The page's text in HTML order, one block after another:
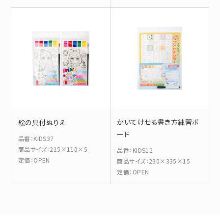
絵の具付ぬりえ
品番 ：KIDS37
商品サイズ：215×110×5
定価：OPEN
かいてけせる書き方練習ボ
ード
品番： KIDS12
商品サイズ：230×335×15
定価： OPEN